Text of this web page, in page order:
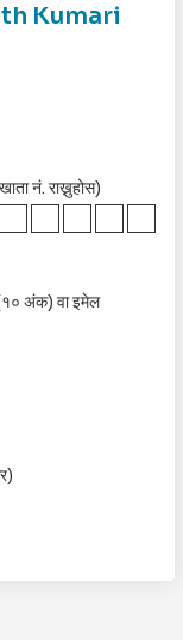
Kumari
नं. राख्नुहोस)
अंक) वा इमेल